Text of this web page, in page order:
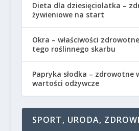
Dieta dla dziesięciolatka –
żywieniowe na start
Okra – właściwości
tego roślinnego skarbu
Papryka słodka – zdrowotne
wartości odżywcze
SPORT, URODA,